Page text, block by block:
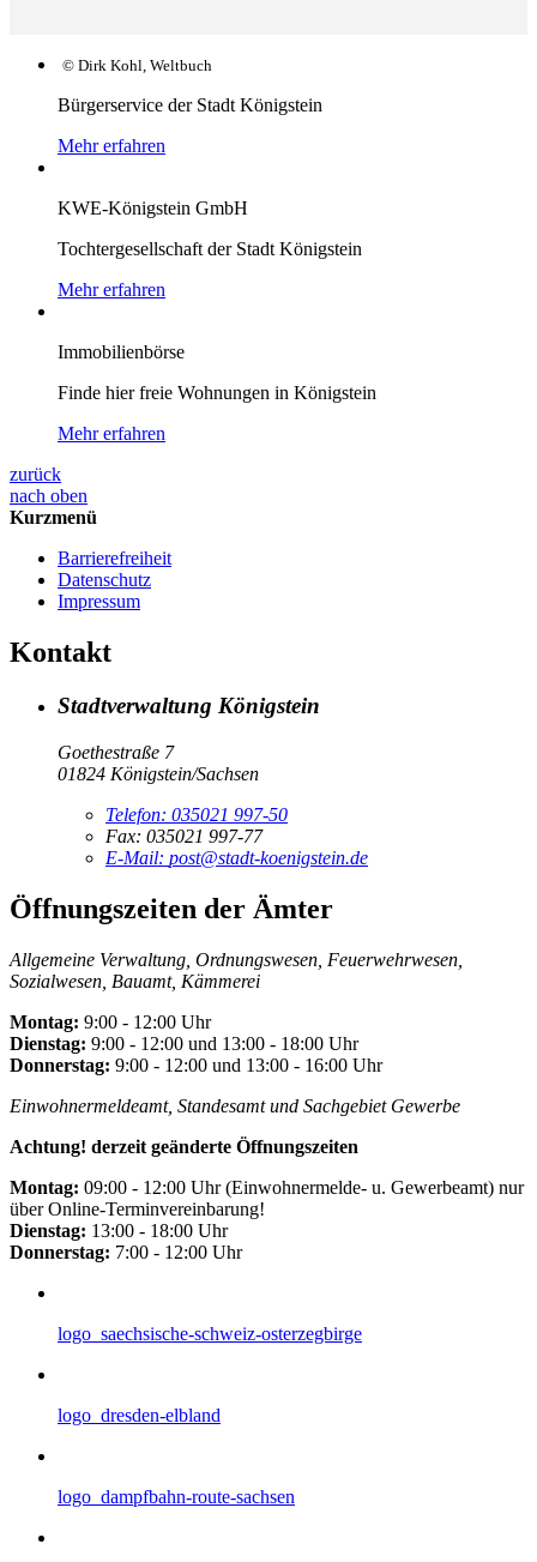
© Dirk Kohl, Weltbuch
Bürgerservice der Stadt Königstein
Mehr erfahren
KWE-Königstein GmbH
Tochtergesellschaft der Stadt Königstein
Mehr erfahren
Immobilienbörse
Finde hier freie Wohnungen in Königstein
Mehr erfahren
zurück
nach oben
Kurzmenü
Barrierefreiheit
Datenschutz
Impressum
Kontakt
Stadtverwaltung Königstein
Goethestraße 7
01824 Königstein/Sachsen
Telefon: 035021 997-50
Fax: 035021 997-77
E-Mail: post@stadt-koenigstein.de
Öffnungszeiten der Ämter
Allgemeine Verwaltung, Ordnungswesen, Feuerwehrwesen,
Sozialwesen, Bauamt, Kämmerei
Montag: 9:00 - 12:00 Uhr
Dienstag: 9:00 - 12:00 und 13:00 - 18:00 Uhr
Donnerstag: 9:00 - 12:00 und 13:00 - 16:00 Uhr
Einwohnermeldeamt, Standesamt und Sachgebiet Gewerbe
Achtung! derzeit geänderte Öffnungszeiten
Montag: 09:00 - 12:00 Uhr (Einwohnermelde- u. Gewerbeamt) nur
über Online-Terminvereinbarung!
Dienstag: 13:00 - 18:00 Uhr
Donnerstag: 7:00 - 12:00 Uhr
logo_saechsische-schweiz-osterzegbirge
logo_dresden-elbland
logo_dampfbahn-route-sachsen